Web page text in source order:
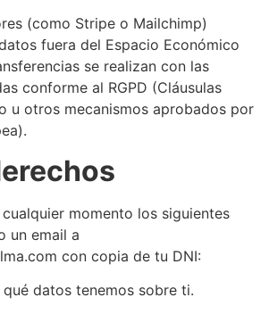
(como Stripe o Mailchimp)
fuera del Espacio Económico
se realizan con las
conforme al RGPD (Cláusulas
u otros mecanismos aprobados por
momento los siguientes
un email a
con copia de tu DNI:
qué datos tenemos sobre ti.